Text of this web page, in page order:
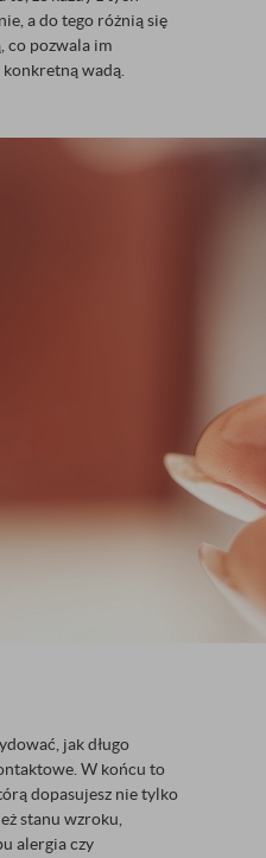
a do tego różnią się
co pozwala im
wadą.
jak długo
W końcu to
dopasujesz nie tylko
stanu wzroku,
alergia czy